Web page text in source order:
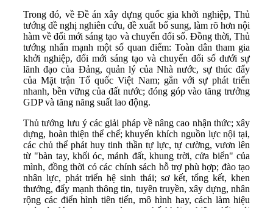
Trong đó, về Đề án xây dựng quốc gia khởi nghiệp, Thủ
tướng đề nghị nghiên cứu, đề xuất bổ sung, làm rõ hơn nội
hàm về đổi mới sáng tạo và chuyển đổi số. Đồng thời, Thủ
tướng nhấn mạnh một số quan điểm: Toàn dân tham gia
khởi nghiệp, đổi mới sáng tạo và chuyển đổi số dưới sự
lãnh đạo của Đảng, quản lý của Nhà nước, sự thúc đẩy
của Mặt trận Tổ quốc Việt Nam; gắn với sự phát triển
nhanh, bền vững của đất nước; đóng góp vào tăng trưởng
GDP và tăng năng suất lao động.
Thủ tướng lưu ý các giải pháp về nâng cao nhận thức; xây
dựng, hoàn thiện thể chế; khuyến khích nguồn lực nội tại,
các chủ thể phát huy tinh thần tự lực, tự cường, vươn lên
từ "bàn tay, khối óc, mảnh đất, khung trời, cửa biển" của
mình, đồng thời có các chính sách hỗ trợ phù hợp; đào tạo
nhân lực, phát triển hệ sinh thái; sơ kết, tổng kết, khen
thưởng, đẩy mạnh thông tin, tuyên truyền, xây dựng, nhân
rộng các điển hình tiên tiến, mô hình hay, cách làm hiệu